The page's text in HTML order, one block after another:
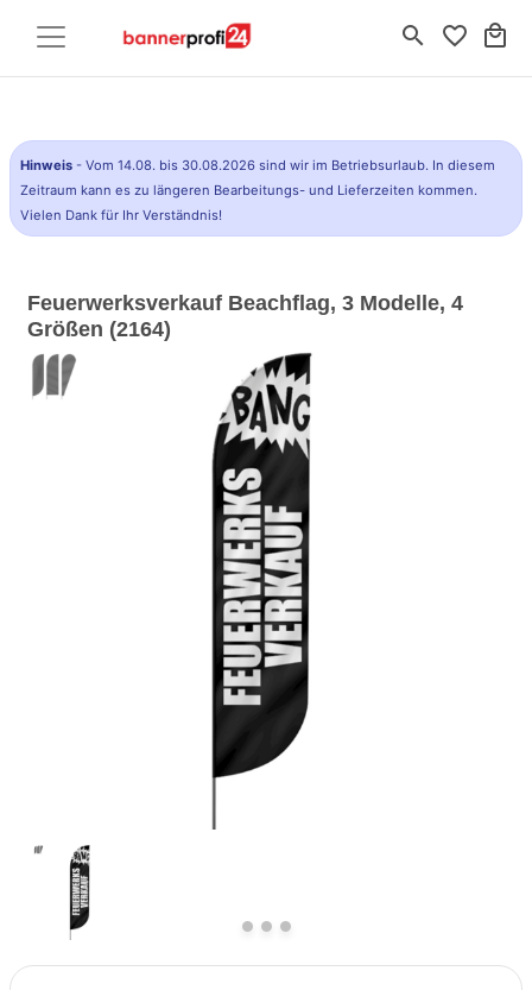
search favorite_border local_mall
Hinweis - Vom 14.08. bis 30.08.2026 sind wir im Betriebsurlaub. In diesem
Zeitraum kann es zu längeren Bearbeitungs- und Lieferzeiten kommen.
Vielen Dank für Ihr Verständnis!
Feuerwerksverkauf Beachflag, 3 Modelle, 4
Größen (2164)